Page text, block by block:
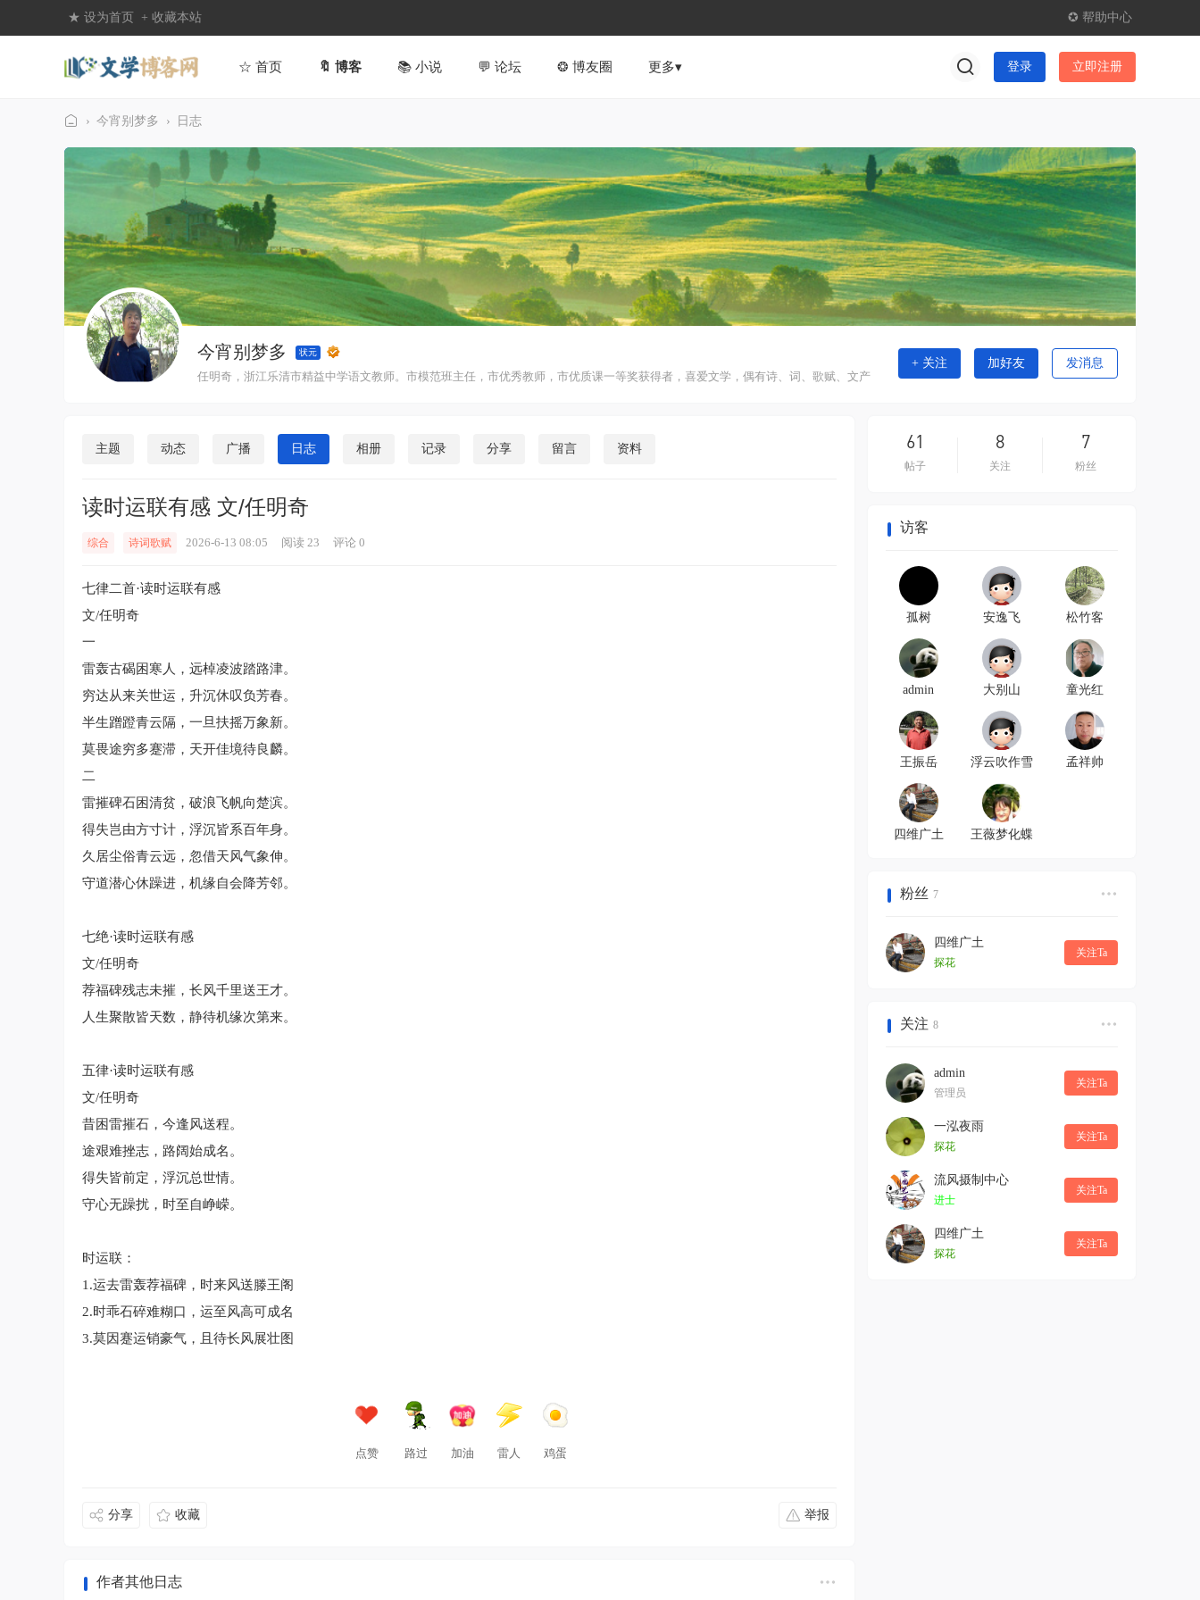
★ 设为首页 + 收藏本站 ✪ 帮助中心
☆ 首页 🔖 博客 📚︎ 小说 💬 论坛 ❂ 博友圈 更多▾ 登录 立即注册
文
学
网
› 今宵别梦多 › 日志
+ 关注 加好友 发消息
今宵别梦多 状元
任明奇，浙江乐清市精益中学语文教师。市模范班主任，市优秀教师，市优质课一等奖获得者，喜爱文学，偶有诗、词、歌赋、文产
主题
动态 广播 日志 相册 记录 分享 留言 资料
读时运联有感 文/任明奇
综合 诗词歌赋 2026-6-13 08:05 阅读 23 评论 0
七律二首·读时运联有感
文/任明奇
一
雷轰古碣困寒人，远棹凌波踏路津。
穷达从来关世运，升沉休叹负芳春。
半生蹭蹬青云隔，一旦扶摇万象新。
莫畏途穷多蹇滞，天开佳境待良麟。
二
雷摧碑石困清贫，破浪飞帆向楚滨。
得失岂由方寸计，浮沉皆系百年身。
久居尘俗青云远，忽借天风气象伸。
守道潜心休躁进，机缘自会降芳邻。
七绝·读时运联有感
文/任明奇
荐福碑残志未摧，长风千里送王才。
人生聚散皆天数，静待机缘次第来。
五律·读时运联有感
文/任明奇
昔困雷摧石，今逢风送程。
途艰难挫志，路阔始成名。
得失皆前定，浮沉总世情。
守心无躁扰，时至自峥嵘。
时运联：
1.运去雷轰荐福碑，时来风送滕王阁
2.时乖石碎难糊口，运至风高可成名
3.莫因蹇运销豪气，且待长风展壮图
点赞 路过 加油 雷人 鸡蛋
举报
分享 收藏
作者其他日志
61
帖子
8
关注
7
粉丝
访客
孤树 安逸飞 松竹客
admin 大别山 童光红
王振岳 浮云吹作雪 孟祥帅
四维广土 王薇梦化蝶
粉丝 7
关注Ta
四维广土
探花
关注 8
关注Ta
admin
管理员
关注Ta
一泓夜雨
探花
关注Ta
流风摄制中心
进士
关注Ta
四维广土
探花